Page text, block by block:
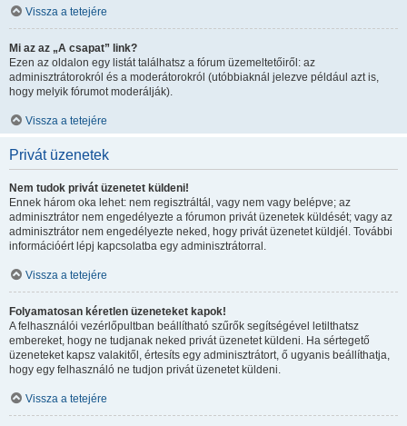
Vissza a tetejére
Mi az az „A csapat” link?
Ezen az oldalon egy listát találhatsz a fórum üzemeltetőiről: az
adminisztrátorokról és a moderátorokról (utóbbiaknál jelezve például azt is,
hogy melyik fórumot moderálják).
Vissza a tetejére
Privát üzenetek
Nem tudok privát üzenetet küldeni!
Ennek három oka lehet: nem regisztráltál, vagy nem vagy belépve; az
adminisztrátor nem engedélyezte a fórumon privát üzenetek küldését; vagy az
adminisztrátor nem engedélyezte neked, hogy privát üzenetet küldjél. További
információért lépj kapcsolatba egy adminisztrátorral.
Vissza a tetejére
Folyamatosan kéretlen üzeneteket kapok!
A felhasználói vezérlőpultban beállítható szűrők segítségével letilthatsz
embereket, hogy ne tudjanak neked privát üzenetet küldeni. Ha sértegető
üzeneteket kapsz valakitől, értesíts egy adminisztrátort, ő ugyanis beállíthatja,
hogy egy felhasználó ne tudjon privát üzenetet küldeni.
Vissza a tetejére